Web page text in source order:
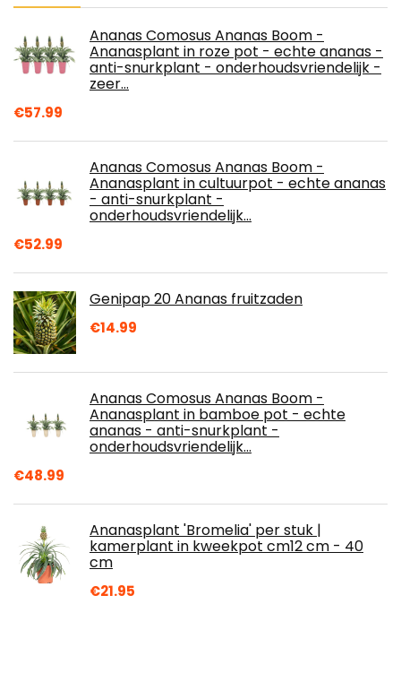
Ananas Comosus Ananas Boom -
Ananasplant in roze pot - echte ananas -
anti-snurkplant - onderhoudsvriendelijk -
zeer…
€57.99
Ananas Comosus Ananas Boom -
Ananasplant in cultuurpot - echte ananas
- anti-snurkplant -
onderhoudsvriendelijk…
€52.99
Genipap 20 Ananas fruitzaden
€14.99
Ananas Comosus Ananas Boom -
Ananasplant in bamboe pot - echte
ananas - anti-snurkplant -
onderhoudsvriendelijk…
€48.99
Ananasplant 'Bromelia' per stuk |
kamerplant in kweekpot cm12 cm - 40
cm
€21.95